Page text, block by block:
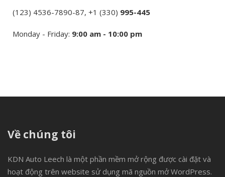
(123) 4536-7890-87, +1 (330) 995-445
Monday - Friday: 9:00 am - 10:00 pm
Về chúng tôi
KDN Auto Leech là một phần mềm mở rộng được cài đặt và
hoạt động trên website sử dụng mã nguồn mở WordPress.